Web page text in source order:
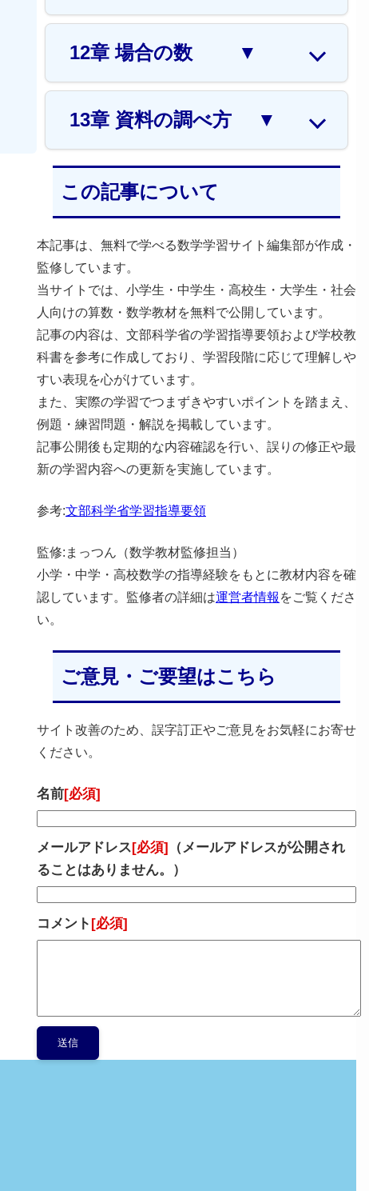
12章 場合の数 ▼
13章 資料の調べ方 ▼
この記事について
本記事は、無料で学べる数学学習サイト編集部が作成・
監修しています。
当サイトでは、小学生・中学生・高校生・大学生・社会
人向けの算数・数学教材を無料で公開しています。
記事の内容は、文部科学省の学習指導要領および学校教
科書を参考に作成しており、学習段階に応じて理解しや
すい表現を心がけています。
また、実際の学習でつまずきやすいポイントを踏まえ、
例題・練習問題・解説を掲載しています。
記事公開後も定期的な内容確認を行い、誤りの修正や最
新の学習内容への更新を実施しています。
参考:文部科学省学習指導要領
監修:まっつん（数学教材監修担当）
小学・中学・高校数学の指導経験をもとに教材内容を確
認しています。監修者の詳細は運営者情報 をご覧くださ
い。
ご意見・ご要望はこちら
サイト改善のため、誤字訂正やご意見をお気軽にお寄せ
ください。
名前[必須]
メールアドレス [必須]
（メールアドレスが公開され
ることはありません。）
コメント [必須]